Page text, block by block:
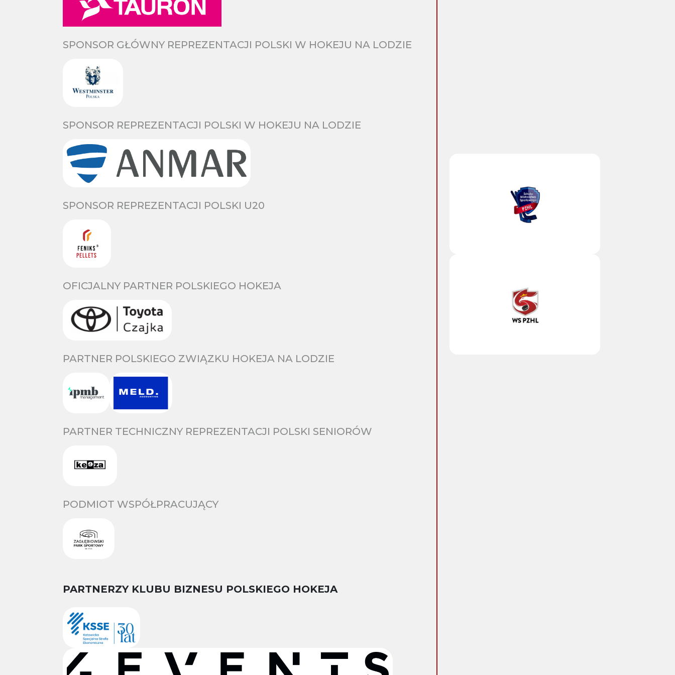
SPONSOR GŁÓWNY REPREZENTACJI POLSKI W HOKEJU NA LODZIE
SPONSOR REPREZENTACJI POLSKI W HOKEJU NA LODZIE
SPONSOR REPREZENTACJI POLSKI U20
OFICJALNY PARTNER POLSKIEGO HOKEJA
PARTNER POLSKIEGO ZWIĄZKU HOKEJA NA LODZIE
PARTNER TECHNICZNY REPREZENTACJI POLSKI SENIORÓW
PODMIOT WSPÓŁPRACUJĄCY
PARTNERZY KLUBU BIZNESU POLSKIEGO HOKEJA